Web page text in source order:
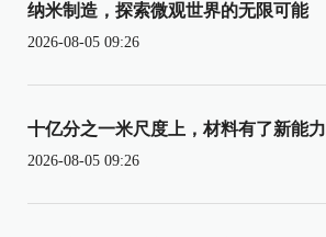
纳米制造，探索微观世界的无限可能
2026-08-05 09:26
十亿分之一米尺度上，材料有了新能力
2026-08-05 09:26